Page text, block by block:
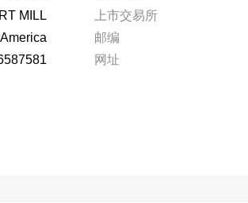
MILL
上市交易所
邮编
网址